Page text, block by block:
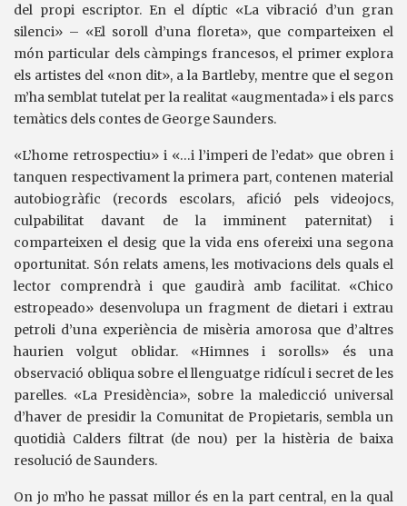
del propi escriptor. En el díptic «La vibració d’un gran
silenci» – «El soroll d’una floreta», que comparteixen el
món particular dels càmpings francesos, el primer explora
els artistes del «non dit», a la Bartleby, mentre que el segon
m’ha semblat tutelat per la realitat «augmentada» i els parcs
temàtics dels contes de George Saunders.
«L’home retrospectiu» i «…i l’imperi de l’edat» que obren i
tanquen respectivament la primera part, contenen material
autobiogràfic (records escolars, afició pels videojocs,
culpabilitat davant de la imminent paternitat) i
comparteixen el desig que la vida ens ofereixi una segona
oportunitat. Són relats amens, les motivacions dels quals el
lector comprendrà i que gaudirà amb facilitat. «Chico
estropeado» desenvolupa un fragment de dietari i extrau
petroli d’una experiència de misèria amorosa que d’altres
haurien volgut oblidar. «Himnes i sorolls» és una
observació obliqua sobre el llenguatge ridícul i secret de les
parelles. «La Presidència», sobre la maledicció universal
d’haver de presidir la Comunitat de Propietaris, sembla un
quotidià Calders filtrat (de nou) per la histèria de baixa
resolució de Saunders.
On jo m’ho he passat millor és en la part central, en la qual